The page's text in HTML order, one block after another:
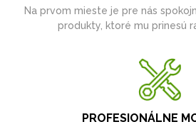
Na prvom mieste je pre nás
produkty, ktoré mu prinesú
PROFESIONÁLNE